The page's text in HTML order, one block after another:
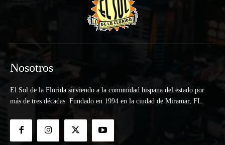
Nosotros
El Sol de la Florida sirviendo a la comunidad hispana del estado por
más de tres décadas. Fundado en 1994 en la ciudad de Miramar, FL.